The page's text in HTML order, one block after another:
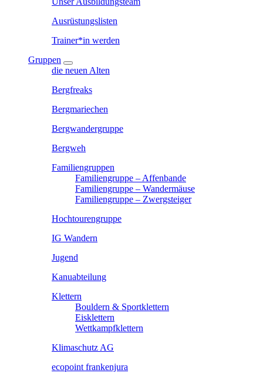
Ausrüstungslisten
Trainer*in werden
Gruppen
die neuen Alten
Bergfreaks
Bergmariechen
Bergwandergruppe
Bergweh
Familiengruppen
Familiengruppe – Affenbande
Familiengruppe – Wandermäuse
Familiengruppe – Zwergsteiger
Hochtourengruppe
IG Wandern
Jugend
Kanuabteilung
Klettern
Bouldern & Sportklettern
Eisklettern
Wettkampfklettern
Klimaschutz AG
ecopoint frankenjura